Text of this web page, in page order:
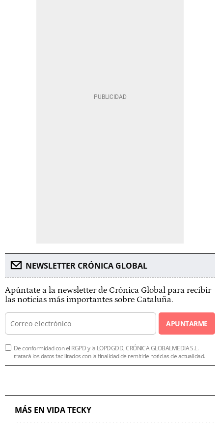
NEWSLETTER CRÓNICA GLOBAL
Apúntate a la newsletter de Crónica Global para recibir
las noticias más importantes sobre Cataluña.
APUNTARME
De conformidad con el RGPD y la LOPDGDD, CRÓNICA GLOBALMEDIA S.L.
tratará los datos facilitados con la finalidad de remitirle noticias de actualidad.
MÁS EN VIDA TECKY